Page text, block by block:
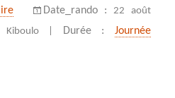
sur Cascade du Tombereau à Bras
Date_rando :22 août
Kiboulo | Durée : Journée